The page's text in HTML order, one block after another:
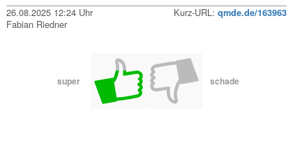
26.08.2025 12:24 Uhr Kurz-URL: qmde.de/163963
Fabian Riedner
super schade